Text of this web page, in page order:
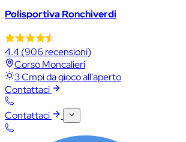
Polisportiva Ronchiverdi
4.4(906 recensioni)
Corso Moncalieri
3 Cmpi da gioco all'aperto
Contattaci
Contattaci